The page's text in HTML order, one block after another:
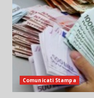
Comunicati Stampa